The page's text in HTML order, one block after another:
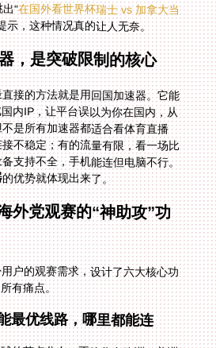
“在国外看世界杯瑞士 vs 加拿大当
示，这种情况真的让人无奈。
，是突破限制的核心
接的方法就是用回国加速器。它能
内IP，让平台误以为你在国内，从
不是所有加速器都适合看体育直播
不稳定；有的流量有限，看一场比
支持不全，手机能连但电脑不行。
的优势就体现出来了。
外党观赛的“神助攻”功
户的观赛需求，设计了六大核心功
有痛点。
最优线路，哪里都能连